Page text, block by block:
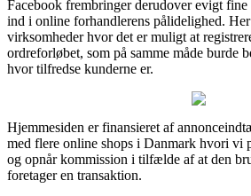
Facebook frembringer derudover evigt
ind i online forhandlerens pålidelighed.
virksomheder hvor det er muligt at
ordreforløbet, som på samme måde burde
hvor tilfredse kunderne er.
Hjemmesiden er finansieret af
med flere online shops i Danmark hvori vi
og opnår kommission i tilfælde af at den
foretager en transaktion.